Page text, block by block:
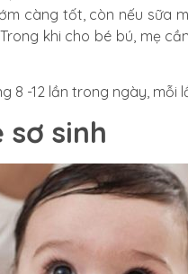
càng tốt, còn nếu sữa
khi cho bé bú, mẹ
8 -12 lần trong ngày, mỗi
sơ sinh